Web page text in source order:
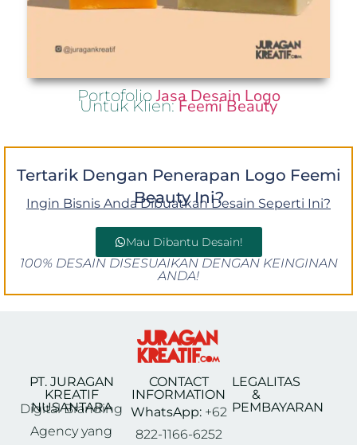
PortofolioJasa Desain Logo
Untuk Klien:Feemi Beauty
Tertarik Dengan Penerapan Logo Feemi
Beauty Ini?
Ingin Bisnis Anda Dibuatkan Desain Seperti Ini?
Mau Dibantu Desain!
100% DESAIN DISESUAIKAN DENGAN KEINGINAN
ANDA!
PT. JURAGAN
KREATIF
NUSANTARA
Digital Branding
Agency yang
CONTACT
INFORMATION
WhatsApp:+62
822-1166-6252
LEGALITAS
&
PEMBAYARAN